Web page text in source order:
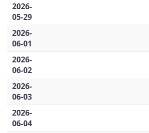
2026-
05-29
2026-
06-01
2026-
06-02
2026-
06-03
2026-
06-04